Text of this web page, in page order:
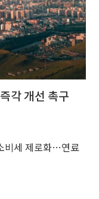
각 개선 촉구
비세 제로화…연료